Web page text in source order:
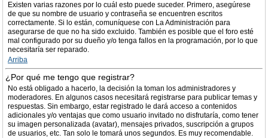
Existen varias razones por lo cuál esto puede suceder. Primero, asegúrese
de que su nombre de usuario y contraseña se encuentren escritos
correctamente. Si lo están, comuníquese con La Administración para
asegurarse de que no ha sido excluido. También es posible que el foro esté
mal configurado por su dueño y/o tenga fallos en la programación, por lo que
necesitaría ser reparado.
Arriba
¿Por qué me tengo que registrar?
No está obligado a hacerlo, la decisión la toman los administradores y
moderadores. En algunos casos necesitará registrarse para publicar temas y
respuestas. Sin embargo, estar registrado le dará acceso a contenidos
adicionales y/o ventajas que como usuario invitado no disfrutaría, como tener
su imagen personalizada (avatar), mensajes privados, suscripción a grupos
de usuarios, etc. Tan solo le tomará unos segundos. Es muy recomendable.